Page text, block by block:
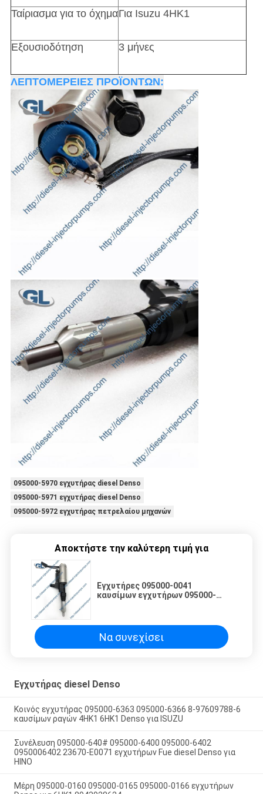
Ταίριασμα για το όχημαΓια Isuzu 4HK1
Εξουσιοδότηση 3 μήνες
ΛΕΠΤΟΜΕΡΕΙΕΣ ΠΡΟΪΟΝΤΩΝ:
095000-5970 εγχυτήρας diesel Denso
095000-5971 εγχυτήρας diesel Denso
095000-5972 εγχυτήρας πετρελαίου μηχανών
Αποκτήστε την καλύτερη τιμή για
Εγχυτήρες 095000-0041
καυσίμων εγχυτήρων 095000-
Να συνεχίσει
Εγχυτήρας diesel Denso
Κοινός εγχυτήρας 095000-6363 095000-6366 8-97609788-6
καυσίμων ραγών 4HK1 6HK1 Denso για ISUZU
Συνέλευση 095000-640# 095000-6400 095000-6402
0950006402 23670-E0071 εγχυτήρων Fue diesel Denso για
HINO
Μέρη 095000-0160 095000-0165 095000-0166 εγχυτήρων